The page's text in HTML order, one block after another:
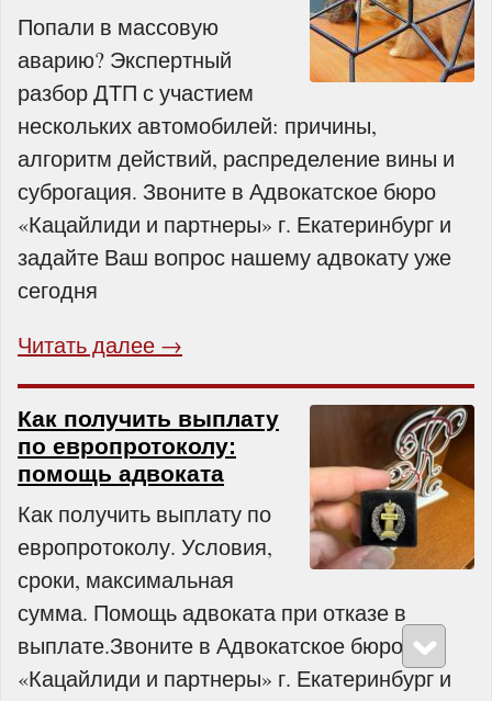
Попали в массовую
аварию? Экспертный
разбор ДТП с участием
нескольких автомобилей: причины,
алгоритм действий, распределение вины и
суброгация. Звоните в Адвокатское бюро
«Кацайлиди и партнеры» г. Екатеринбург и
задайте Ваш вопрос нашему адвокату уже
сегодня
Читать далее →
Как получить выплату
по европротоколу:
помощь адвоката
Как получить выплату по
европротоколу. Условия,
сроки, максимальная
сумма. Помощь адвоката при отказе в
выплате.Звоните в Адвокатское бюро
«Кацайлиди и партнеры» г. Екатеринбург и